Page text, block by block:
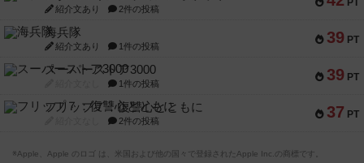
PT
紹介文あり 2件の投稿
39 PT
海兵隊
紹介文あり 1件の投稿
39 PT
スーパーストア3000
1件の投稿
37 PT
フリップ７：復讐心とともに
2件の投稿
※Apple、Apple のロゴ は、米国および他の国々で登録されたApple Inc.の商標です。